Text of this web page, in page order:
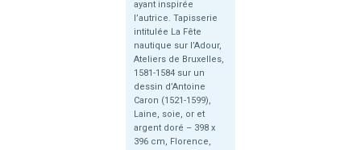
ayant inspirée
l’autrice. Tapisserie
intitulée La Fête
nautique sur l’Adour,
Ateliers de Bruxelles,
1581-1584 sur un
dessin d’Antoine
Caron (1521-1599),
Laine, soie, or et
argent doré – 398 x
396 cm, Florence,